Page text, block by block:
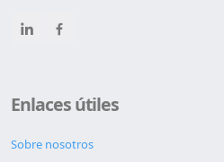
Enlaces útiles
Sobre nosotros